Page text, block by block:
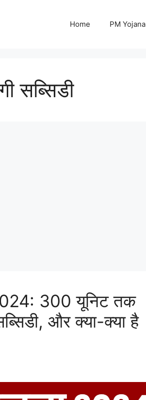
Home PM Yojana
सब्सिडी
300 यूनिट तक
और क्या-क्या है